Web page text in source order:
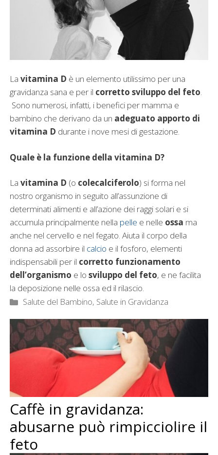
La vitamina D è un elemento utilissimo per una
gravidanza sana e per il corretto sviluppo del feto.
Sono numerosi, infatti, i benefici per mamma e
bambino che derivano da un adeguato apporto di
vitamina D durante i nove mesi di gestazione.
Quale è la funzione della vitamina D?
La vitamina D (o colecalciferolo) si forma nel
nostro organismo in seguito all’assunzione di
determinati alimenti e all’azione dei raggi solari e si
accumula principalmente nella pelle e nelle ossa ma
anche nel cervello e nel fegato. Aiuta il corpo della
donna ad assorbire il calcio e il fosforo, elementi
indispensabili per il corretto funzionamento
dell’organismo e lo sviluppo del feto, e ne facilita
la deposizione nelle ossa ed il rilascio.
Categorie
Salute del Bambino, Salute in Gravidanza
Caffè in gravidanza:
abusarne può rimpicciolire il
feto